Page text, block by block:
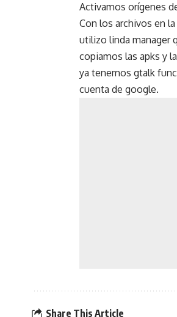
Activamos orígenes
Con los archivos en
utilizo linda manager
copiamos las apks y
ya tenemos gtalk
cuenta de google.
Share This Article